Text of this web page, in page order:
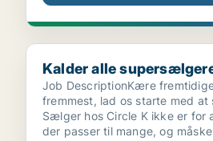
Kalder alle supersælgere!
Kalder alle
Job DescriptionKære
fremmest, lad os starte med at
Sælger hos Circle K ikke er for
der passer til mange, og